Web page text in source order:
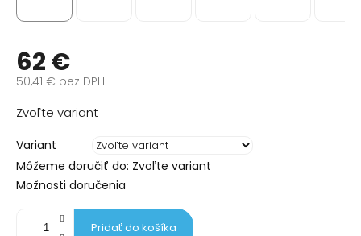
62 €
50,41 € bez DPH
cena:
Zvoľte variant
Variant
Môžeme doručiť do: Zvoľte variant
Možnosti doručenia
Pridať do košíka